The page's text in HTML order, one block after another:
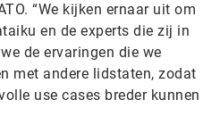
“We kijken ernaar uit om
en de experts die zij in
de ervaringen die we
met andere lidstaten, zodat
use cases breder kunnen